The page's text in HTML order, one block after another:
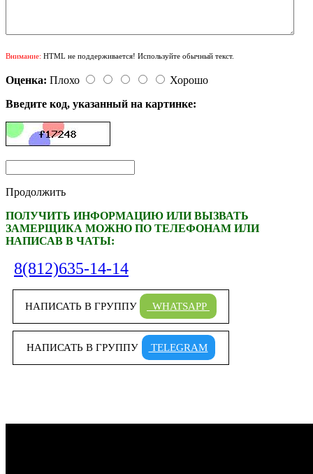
Внимание: HTML не поддерживается! Используйте обычный текст.
Оценка: Плохо
Хорошо
Введите код, указанный на картинке:
Продолжить
ПОЛУЧИТЬ ИНФОРМАЦИЮ ИЛИ ВЫЗВАТЬ
ЗАМЕРЩИКА МОЖНО ПО ТЕЛЕФОНАМ ИЛИ
НАПИСАВ В ЧАТЫ:
8(812)635-14-14
НАПИСАТЬ В ГРУППУ WHATSAPP
НАПИСАТЬ В ГРУППУ TELEGRAM